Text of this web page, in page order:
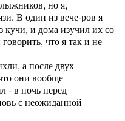
но я,
В один из вече-ров я
кучи, и дома изучил их со
что я так и не
а после двух
они вообще
- в ночь перед
с неожиданной